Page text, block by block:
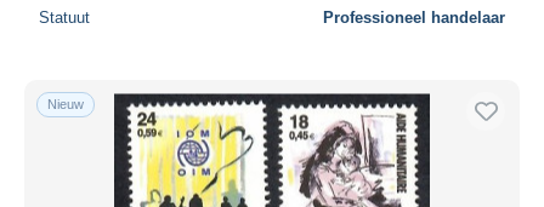
Statuut Professioneel handelaar
Nieuw